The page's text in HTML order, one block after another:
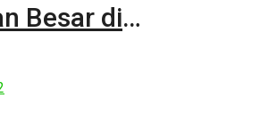
Besar di